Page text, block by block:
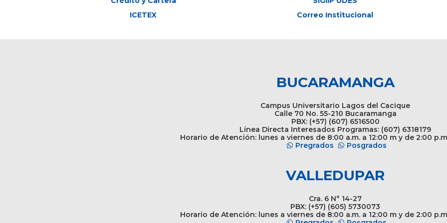
ICETEX
Correo Institucional
BUCARAMANGA
Campus Universitario Lagos del Cacique
Calle 70 No. 55-210 Bucaramanga
PBX: (+57) (607) 6516500
Línea Directa Interesados Programas: (607) 6318179
Horario de Atención: lunes a viernes de 8:00 a.m. a 12:00 m y de 2:00
Pregrados
Posgrados
VALLEDUPAR
Cra. 6 N° 14-27
PBX: (+57) (605) 5730073
Horario de Atención: lunes a viernes de 8:00 a.m. a 12:00 m y de 2:00